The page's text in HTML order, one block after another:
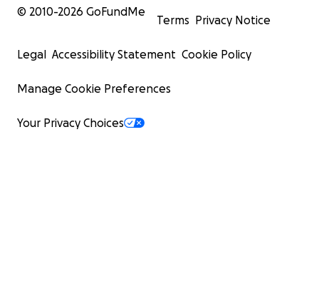
© 2010-2026 GoFundMe
Terms Privacy Notice
Legal Accessibility Statement Cookie Policy
Manage Cookie Preferences
Your Privacy Choices